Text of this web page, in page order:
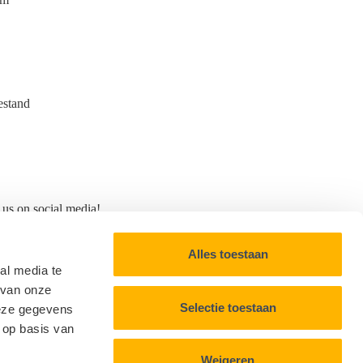
media te
onze
gegevens
basis van
Alles toestaan
Selectie toestaan
Weigeren
on social media!
Sitemap